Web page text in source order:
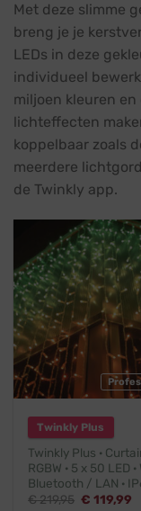
Met deze slimme
breng je je
LEDs in deze
individueel
miljoen kleuren
lichteffecten
koppelbaar zoals
meerdere
de Twinkly app.
Twinkly Plus
Twinkly Plus ·
RGBW · 5 x 50 LED
Bluetooth / LAN ·
€219,95 € 119,99